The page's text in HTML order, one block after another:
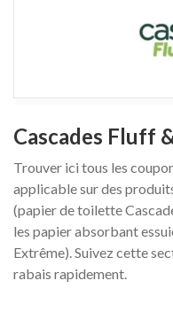
Cascades Fluff
Trouver ici tous les
applicable sur des
(papier de toilette
les papier absorbant
Extrême). Suivez cette
rabais rapidement.